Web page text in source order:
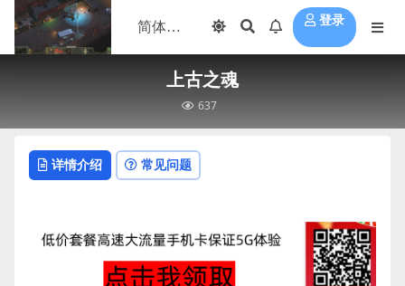
登录
上古之魂
637
详情介绍 常见问题